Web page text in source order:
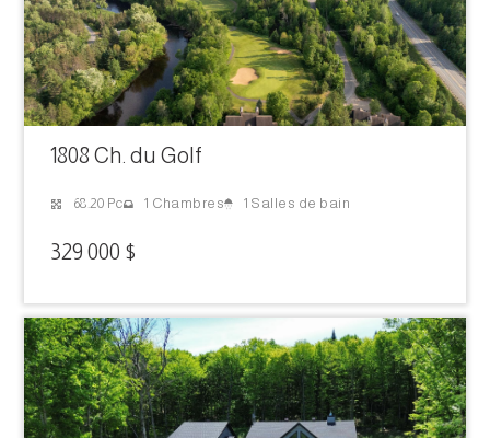
1808 Ch. du Golf
68.20 Pc 1 Chambres 1 Salles de bain
329 000 $